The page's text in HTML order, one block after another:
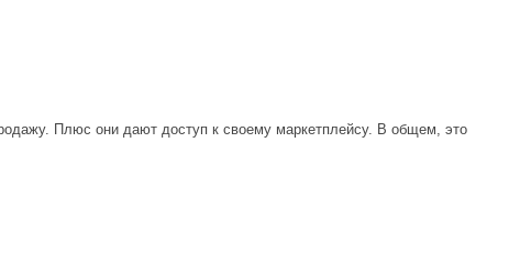
Плюс они дают доступ к своему маркетплейсу. В общем, это